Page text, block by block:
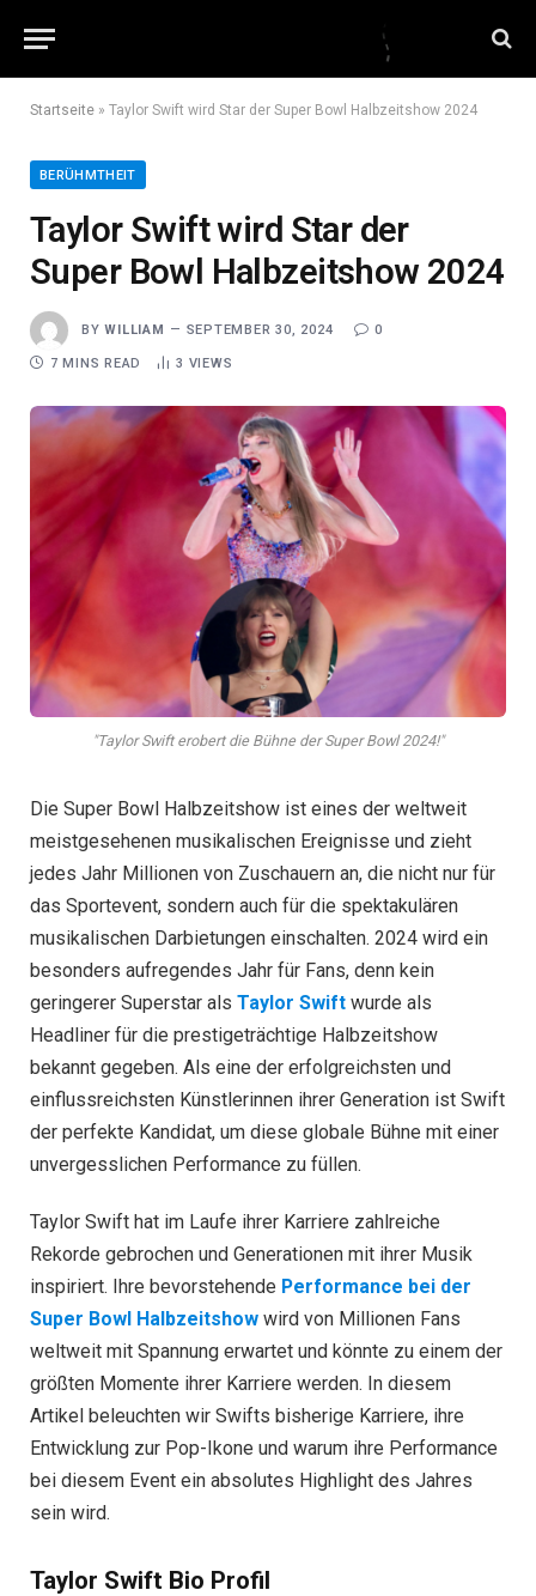
Startseite » Taylor Swift wird Star der Super Bowl Halbzeitshow 2024
BERÜHMTHEIT
Taylor Swift wird Star der
Super Bowl Halbzeitshow 2024
BY WILLIAM SEPTEMBER 30, 2024 0
7 MINS READ 3 VIEWS
"Taylor Swift erobert die Bühne der Super Bowl 2024!"
Die Super Bowl Halbzeitshow ist eines der weltweit
meistgesehenen musikalischen Ereignisse und zieht
jedes Jahr Millionen von Zuschauern an, die nicht nur für
das Sportevent, sondern auch für die spektakulären
musikalischen Darbietungen einschalten. 2024 wird ein
besonders aufregendes Jahr für Fans, denn kein
geringerer Superstar als Taylor Swift wurde als
Headliner für die prestigeträchtige Halbzeitshow
bekannt gegeben. Als eine der erfolgreichsten und
einflussreichsten Künstlerinnen ihrer Generation ist Swift
der perfekte Kandidat, um diese globale Bühne mit einer
unvergesslichen Performance zu füllen.
Taylor Swift hat im Laufe ihrer Karriere zahlreiche
Rekorde gebrochen und Generationen mit ihrer Musik
inspiriert. Ihre bevorstehende Performance bei der
Super Bowl Halbzeitshow wird von Millionen Fans
weltweit mit Spannung erwartet und könnte zu einem der
größten Momente ihrer Karriere werden. In diesem
Artikel beleuchten wir Swifts bisherige Karriere, ihre
Entwicklung zur Pop-Ikone und warum ihre Performance
bei diesem Event ein absolutes Highlight des Jahres
sein wird.
Taylor Swift Bio Profil